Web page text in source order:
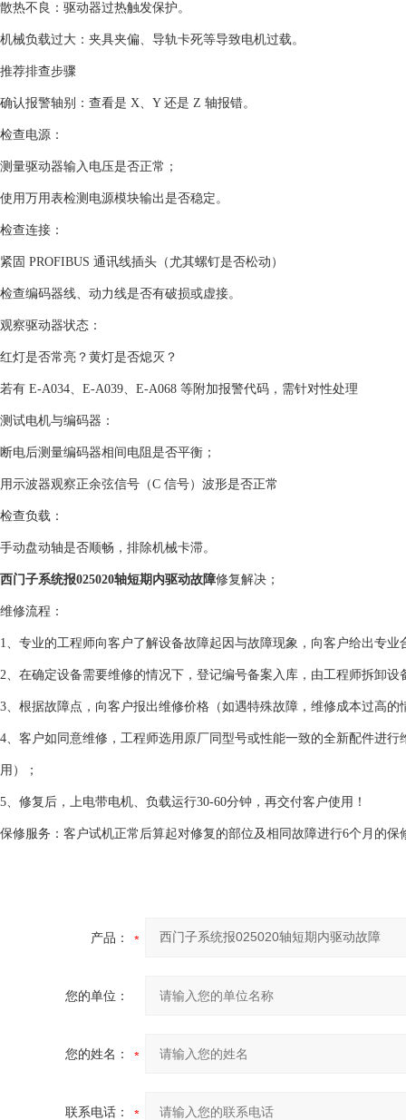
‌散热不良‌：驱动器过热触发保护。
‌机械负载过大‌：夹具夹偏、导轨卡死等导致电机过载。
推荐排查步骤
‌确认报警轴别‌：查看是 X、Y 还是 Z 轴报错。
‌检查电源‌：
测量驱动器输入电压是否正常；
使用万用表检测电源模块输出是否稳定。
‌检查连接‌：
紧固 PROFIBUS 通讯线插头（尤其螺钉是否松动）‌‌
检查编码器线、动力线是否有破损或虚接。
‌观察驱动器状态‌：
红灯是否常亮？黄灯是否熄灭？
若有 E-A034、E-A039、E-A068 等附加报警代码，需针对性处理 ‌‌
‌测试电机与编码器‌：
断电后测量编码器相间电阻是否平衡；
用示波器观察正余弦信号（C 信号）波形是否正常 ‌‌
‌检查负载‌：
手动盘动轴是否顺畅，排除机械卡滞。
西门子系统报025020轴短期内驱动故障修复解决；
维修流程：
1、专业的工程师向客户了解设备故障起因与故障现象，向客户给出专业
2、在确定设备需要维修的情况下，登记编号备案入库，由工程师拆卸设
3、根据故障点，向客户报出维修价格（如遇特殊故障，维修成本过高
4、客户如同意维修，工程师选用原厂同型号或性能一致的全新配件进
用）；
5、修复后，上电带电机、负载运行30-60分钟，再交付客户使用！
保修服务：客户试机正常后算起对修复的部位及相同故障进行6个月的保
产品：
您的单位：
您的姓名：
联系电话：